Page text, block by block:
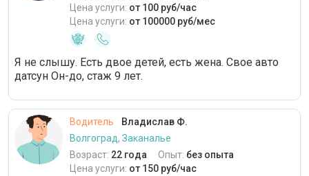
Цена услуги: от 100 руб/час
Цена услуги: от 100000 руб/мес
Я не слышу. Есть двое детей, есть жена. Свое авто
датсун Он-до, стаж 9 лет.
Водитель
Владислав Ф.
Волгоград, Заканалье
Возраст: 22 года Опыт: без опыта
Цена услуги: от 150 руб/час